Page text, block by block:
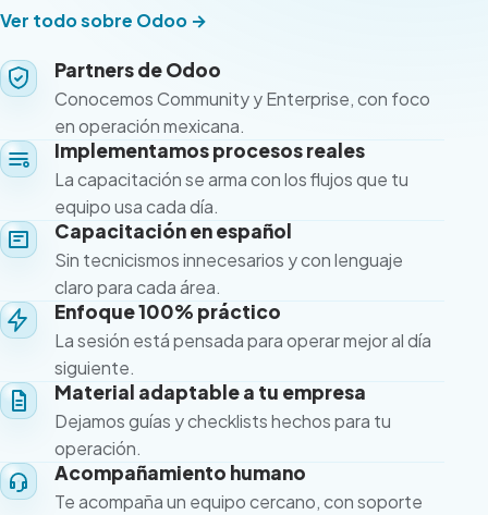
Ver todo sobre Odoo →
Partners de Odoo
Conocemos Community y Enterprise, con foco
en operación mexicana.
Implementamos procesos reales
La capacitación se arma con los flujos que tu
equipo usa cada día.
Capacitación en español
Sin tecnicismos innecesarios y con lenguaje
claro para cada área.
Enfoque 100% práctico
La sesión está pensada para operar mejor al día
siguiente.
Material adaptable a tu empresa
Dejamos guías y checklists hechos para tu
operación.
Acompañamiento humano
Te acompaña un equipo cercano, con soporte